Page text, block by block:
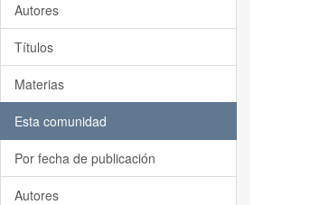
Autores
Títulos
Materias
Esta comunidad
Por fecha de publicación
Autores